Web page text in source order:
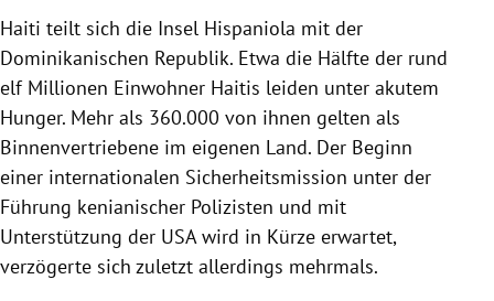
Haiti teilt sich die Insel Hispaniola mit der
Dominikanischen Republik. Etwa die Hälfte der rund
elf Millionen Einwohner Haitis leiden unter akutem
Hunger. Mehr als 360.000 von ihnen gelten als
Binnenvertriebene im eigenen Land. Der Beginn
einer internationalen Sicherheitsmission unter der
Führung kenianischer Polizisten und mit
Unterstützung der USA wird in Kürze erwartet,
verzögerte sich zuletzt allerdings mehrmals.